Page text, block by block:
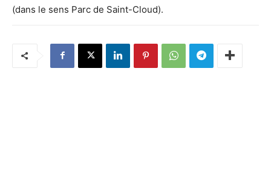
(dans le sens Parc de Saint-Cloud).